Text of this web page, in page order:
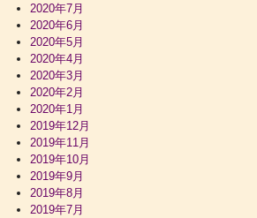
2020年7月
2020年6月
2020年5月
2020年4月
2020年3月
2020年2月
2020年1月
2019年12月
2019年11月
2019年10月
2019年9月
2019年8月
2019年7月